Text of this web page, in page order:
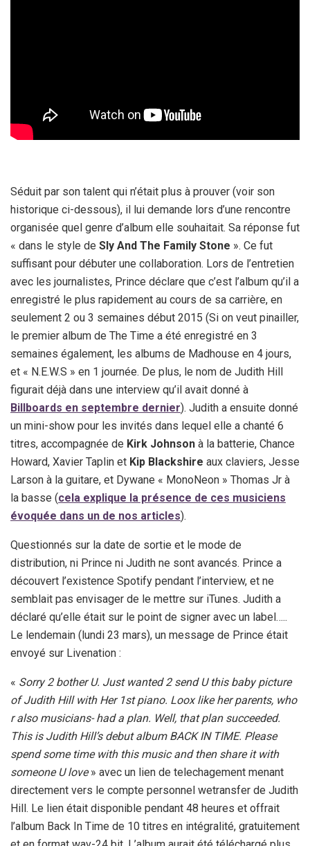
Séduit par son talent qui n’était plus à prouver (voir son
historique ci-dessous), il lui demande lors d’une rencontre
organisée quel genre d’album elle souhaitait. Sa réponse fut
« dans le style de Sly And The Family Stone ». Ce fut
suffisant pour débuter une collaboration. Lors de l’entretien
avec les journalistes, Prince déclare que c’est l’album qu’il a
enregistré le plus rapidement au cours de sa carrière, en
seulement 2 ou 3 semaines début 2015 (Si on veut pinailler,
le premier album de The Time a été enregistré en 3
semaines également, les albums de Madhouse en 4 jours,
et « N.E.W.S » en 1 journée. De plus, le nom de Judith Hill
figurait déjà dans une interview qu’il avait donné à
Billboards en septembre dernier). Judith a ensuite donné
un mini-show pour les invités dans lequel elle a chanté 6
titres, accompagnée de Kirk Johnson à la batterie, Chance
Howard, Xavier Taplin et Kip Blackshire aux claviers, Jesse
Larson à la guitare, et Dywane « MonoNeon » Thomas Jr à
la basse (cela explique la présence de ces musiciens
évoquée dans un de nos articles).
Questionnés sur la date de sortie et le mode de
distribution, ni Prince ni Judith ne sont avancés. Prince a
découvert l’existence Spotify pendant l’interview, et ne
semblait pas envisager de le mettre sur iTunes. Judith a
déclaré qu’elle était sur le point de signer avec un label…..
Le lendemain (lundi 23 mars), un message de Prince était
envoyé sur Livenation :
« Sorry 2 bother U. Just wanted 2 send U this baby picture
of Judith Hill with Her 1st piano. Loox like her parents, who
r also musicians- had a plan. Well, that plan succeeded.
This is Judith Hill’s debut album BACK IN TIME. Please
spend some time with this music and then share it with
someone U love» avec un lien de telechagement menant
directement vers le compte personnel wetransfer de Judith
Hill. Le lien était disponible pendant 48 heures et offrait
l’album Back In Time de 10 titres en intégralité, gratuitement